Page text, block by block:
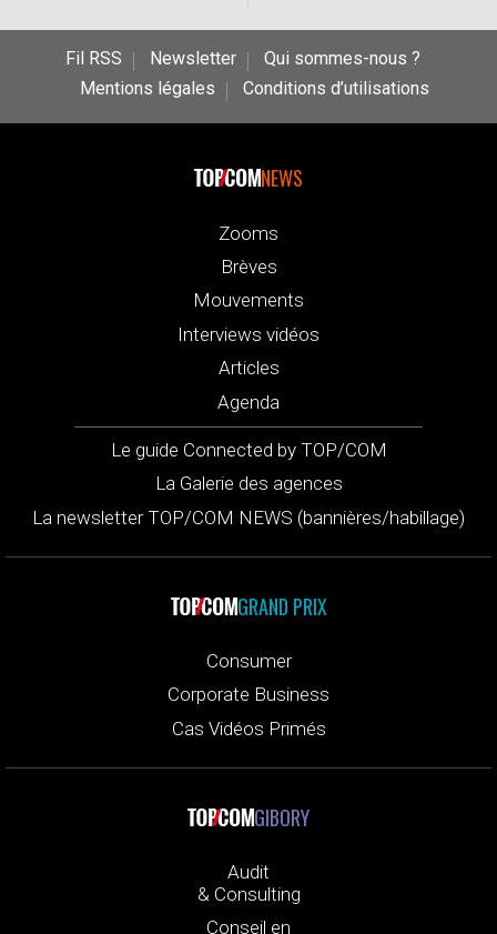
Fil RSS Newsletter
Qui sommes-nous ?
Mentions légales
Conditions d’utilisations
NEWS
Zooms
Brèves
Mouvements
Interviews vidéos
Articles
Agenda
Le guide Connected by TOP/COM
La Galerie des agences
La newsletter TOP/COM NEWS (bannières/habillage)
GRAND PRIX
Consumer
Corporate Business
Cas Vidéos Primés
GIBORY
Audit
& Consulting
Conseil en